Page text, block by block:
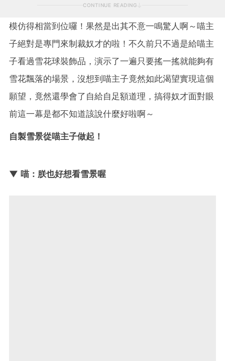
CONTINUE READING
模仿得相當到位囉！果然是出其不意一鳴驚人啊～喵主
子絕對是專門來制裁奴才的啦！不久前只不過是給喵主
子看過雪花球裝飾品，演示了一遍只要搖一搖就能夠有
雪花飄落的場景，沒想到喵主子竟然如此渴望實現這個
願望，竟然還學會了自給自足額道理，搞得奴才面對眼
前這一幕是都不知道該說什麼好啦啊～
自製雪景從喵主子做起！
▼ 喵：朕也好想看雪景喔